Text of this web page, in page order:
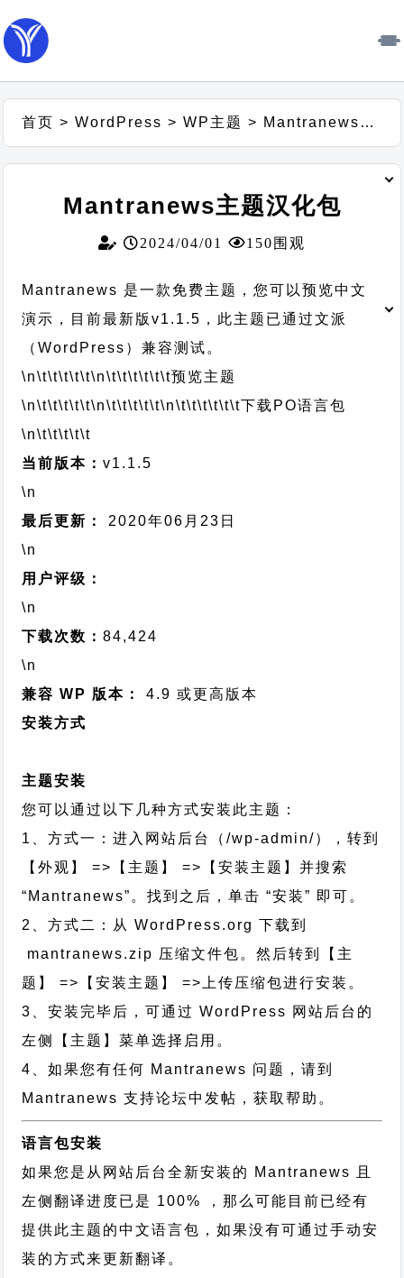
首页 >WordPress >WP主题 > Mantranews主题汉化包
Mantranews主题汉化包
2024/04/01 150围观
Mantranews 是一款免费主题，您可以预览中文
演示，目前最新版v1.1.5，此主题已通过文派
（WordPress）兼容测试。
\n\t\t\t\t\t\n\t\t\t\t\t\t预览主题
\n\t\t\t\t\t\n\t\t\t\t\t\n\t\t\t\t\t\t下载PO语言包
\n\t\t\t\t\t
当前版本：v1.1.5
\n
最后更新：
2020年06月23日
\n
用户评级：
\n
下载次数：84,424
\n
兼容 WP 版本：
4.9 或更高版本
安装方式
主题安装
您可以通过以下几种方式安装此主题：
1、方式一：进入网站后台（/wp-admin/），转到
【外观】 =>【主题】 =>【安装主题】并搜索
“Mantranews”。找到之后，单击 “安装” 即可。
2、方式二：从 WordPress.org 下载到
mantranews.zip 压缩文件包。然后转到【主
题】 =>【安装主题】 =>上传压缩包进行安装。
3、安装完毕后，可通过 WordPress 网站后台的
左侧【主题】菜单选择启用。
4、如果您有任何 Mantranews 问题，请到
Mantranews 支持论坛中发帖，获取帮助。
语言包安装
如果您是从网站后台全新安装的 Mantranews 且
左侧翻译进度已是 100% ，那么可能目前已经有
提供此主题的中文语言包，如果没有可通过手动安
装的方式来更新翻译。